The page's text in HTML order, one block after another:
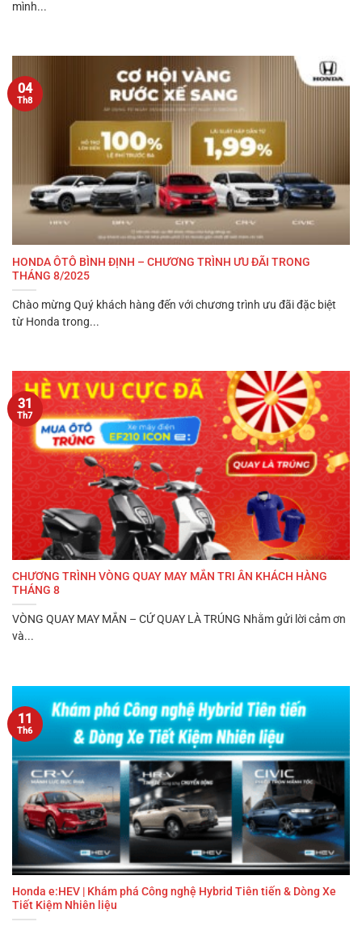
mình...
HONDA ÔTÔ BÌNH ĐỊNH – CHƯƠNG TRÌNH ƯU ĐÃI TRONG
THÁNG 8/2025
Chào mừng Quý khách hàng đến với chương trình ưu đãi đặc biệt
từ Honda trong...
04
Th8
CHƯƠNG TRÌNH VÒNG QUAY MAY MẮN TRI ÂN KHÁCH HÀNG
THÁNG 8
VÒNG QUAY MAY MẮN – CỨ QUAY LÀ TRÚNG Nhằm gửi lời cảm ơn
và...
31
Th7
Honda e:HEV | Khám phá Công nghệ Hybrid Tiên tiến & Dòng Xe
Tiết Kiệm Nhiên liệu
11
Th6